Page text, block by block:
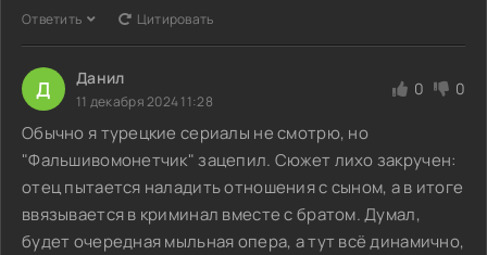
Ответить Цитировать
Д Данил
11 декабря 2024 11:28
0 0
Обычно я турецкие сериалы не смотрю, но
"Фальшивомонетчик" зацепил. Сюжет лихо закручен:
отец пытается наладить отношения с сыном, а в итоге
ввязывается в криминал вместе с братом. Думал,
будет очередная мыльная опера, а тут всё динамично,